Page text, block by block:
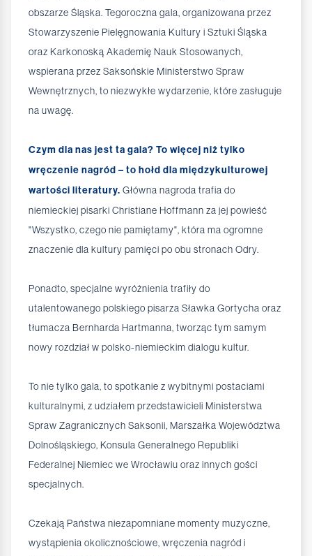
obszarze Śląska. Tegoroczna gala, organizowana przez
Stowarzyszenie Pielęgnowania Kultury i Sztuki Śląska
oraz Karkonoską Akademię Nauk Stosowanych,
wspierana przez Saksońskie Ministerstwo Spraw
Wewnętrznych, to niezwykłe wydarzenie, które zasługuje
na uwagę.
Czym dla nas jest ta gala? To więcej niż tylko
wręczenie nagród – to hołd dla międzykulturowej
wartości literatury. Główna nagroda trafia do
niemieckiej pisarki Christiane Hoffmann za jej powieść
"Wszystko, czego nie pamiętamy", która ma ogromne
znaczenie dla kultury pamięci po obu stronach Odry.
Ponadto, specjalne wyróżnienia trafiły do
utalentowanego polskiego pisarza Sławka Gortycha oraz
tłumacza Bernharda Hartmanna, tworząc tym samym
nowy rozdział w polsko-niemieckim dialogu kultur.
To nie tylko gala, to spotkanie z wybitnymi postaciami
kulturalnymi, z udziałem przedstawicieli Ministerstwa
Spraw Zagranicznych Saksonii, Marszałka Województwa
Dolnośląskiego, Konsula Generalnego Republiki
Federalnej Niemiec we Wrocławiu oraz innych gości
specjalnych.
Czekają Państwa niezapomniane momenty muzyczne,
wystąpienia okolicznościowe, wręczenia nagród i